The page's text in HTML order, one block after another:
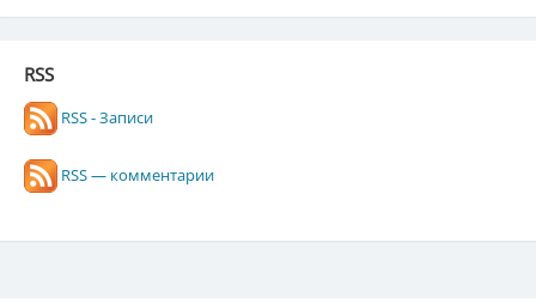
RSS
RSS - Записи
RSS — комментарии